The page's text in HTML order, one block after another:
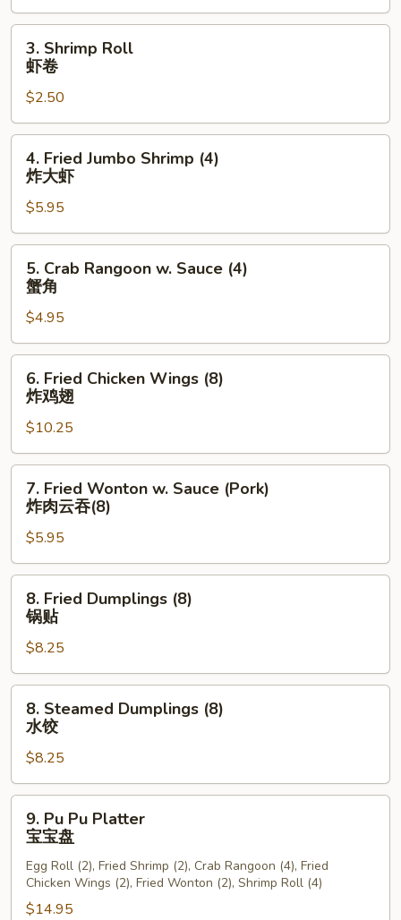
上
海
Shrimp
Roll
卷
3. Shrimp Roll
虾卷
$2.50
Fried
Jumbo
Shrimp
(4)
炸
4. Fried Jumbo Shrimp (4)
炸大虾
$5.95
Crab
Rangoon
Sauce
(4)
5. Crab Rangoon w. Sauce (4)
蟹角
$4.95
Fried
Chicken
Wings
(8)
炸
6. Fried Chicken Wings (8)
炸鸡翅
$10.25
Fried
Wonton
Sauce
(Pork)
吞
(8)
7. Fried Wonton w. Sauce (Pork)
炸肉云吞(8)
$5.95
Fried
Dumplings
(8)
锅
贴
8. Fried Dumplings (8)
锅贴
$8.25
Steamed
Dumplings
(8)
水
饺
8. Steamed Dumplings (8)
水饺
$8.25
Pu
Pu
Platter
9. Pu Pu Platter
宝宝盘
Egg Roll (2), Fried Shrimp (2), Crab Rangoon (4), Fried
Chicken Wings (2), Fried Wonton (2), Shrimp Roll (4)
$14.95